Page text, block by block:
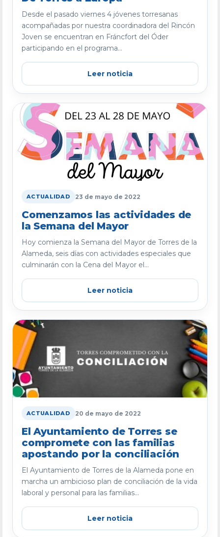
Desde el pasado viernes 4 jóvenes torresanas
acompañadas por nuestra coordinadora del Rincón
Joven se encuentran en Fráncfort del Óder
participando en el programa...
Leer noticia
ACTUALIDAD 23 de mayo de 2022
Comenzamos las actividades de
la Semana del Mayor
Hoy comienza la Semana del Mayor de Torres de la
Alameda, seis días con actividades especiales que
culminarán con la Cena del Mayor el...
Leer noticia
ACTUALIDAD 20 de mayo de 2022
El Ayuntamiento de Torres se
compromete con las familias
apostando por la conciliación
El Ayuntamiento de Torres de la Alameda pone en
marcha un ambicioso plan de conciliación de la vida
laboral y personal para las familias...
Leer noticia